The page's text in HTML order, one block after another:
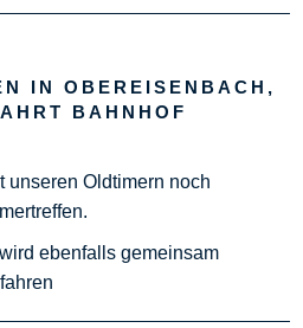
IN OBEREISENBACH,
BAHNHOF
unseren Oldtimern noch
ebenfalls gemeinsam